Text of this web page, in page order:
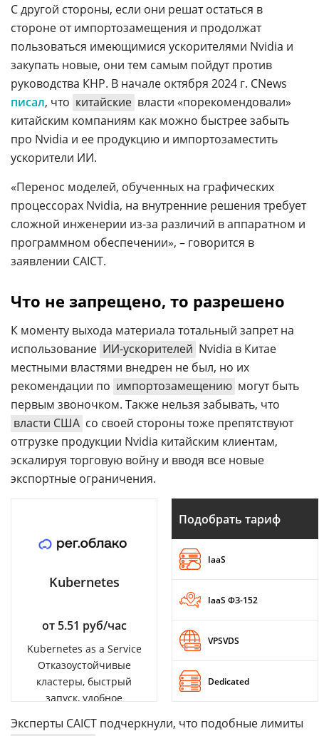
С другой стороны, если они решат остаться в
стороне от импортозамещения и продолжат
пользоваться имеющимися ускорителями Nvidia и
закупать новые, они тем самым пойдут против
руководства КНР. В начале октября 2024 г. CNews
писал, что китайские власти «порекомендовали»
китайским компаниям как можно быстрее забыть
про Nvidia и ее продукцию и импортозаместить
ускорители ИИ.
«Перенос моделей, обученных на графических
процессорах Nvidia, на внутренние решения требует
сложной инженерии из-за различий в аппаратном и
программном обеспечении», – говорится в
заявлении CAICT.
Что не запрещено, то разрешено
К моменту выхода материала тотальный запрет на
использование ИИ-ускорителей Nvidia в Китае
местными властями внедрен не был, но их
рекомендации по импортозамещению могут быть
первым звоночком. Также нельзя забывать, что
власти США со своей стороны тоже препятствуют
отгрузке продукции Nvidia китайским клиентам,
эскалируя торговую войну и вводя все новые
экспортные ограничения.
Kubernetes
от 5.51 руб/час
Kubernetes as a Service
Отказоустойчивые
кластеры, быстрый
запуск, удобное
Подобрать тариф
IaaS
IaaS ФЗ-152
VPSVDS
Dedicated
Эксперты CAICT подчеркнули, что подобные лимиты